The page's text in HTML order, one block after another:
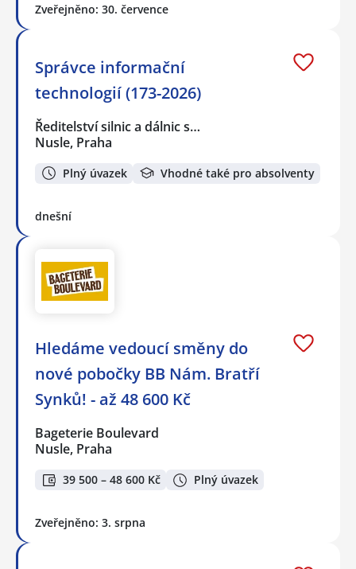
Zveřejněno: 30. července
Správce informační
technologií (173-2026)
Ředitelství silnic a dálnic s…
Nusle, Praha
Plný úvazek Vhodné také pro absolventy
dnešní
Hledáme vedoucí směny do
nové pobočky BB Nám. Bratří
Synků! - až 48 600 Kč
Bageterie Boulevard
Nusle, Praha
39 500 – 48 600 Kč Plný úvazek
Zveřejněno: 3. srpna